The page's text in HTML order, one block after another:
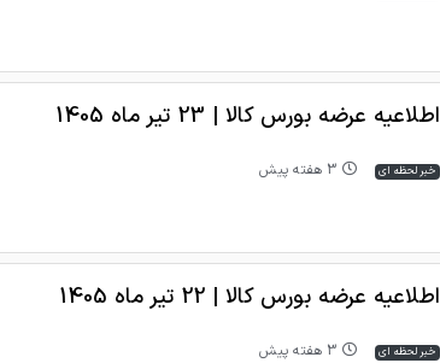
اطلاعیه عرضه بورس کالا | 23 تیر ماه 1405
خبر لحظه ای 3 هفته پیش
اطلاعیه عرضه بورس کالا | 22 تیر ماه 1405
خبر لحظه ای 3 هفته پیش